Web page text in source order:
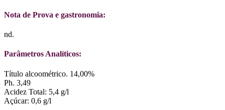
Nota de Prova e gastronomia:
nd.
Parâmetros Analíticos:
Título alcoométrico. 14,00%
Ph. 3,49
Acidez Total: 5,4 g/l
Açúcar: 0,6 g/l